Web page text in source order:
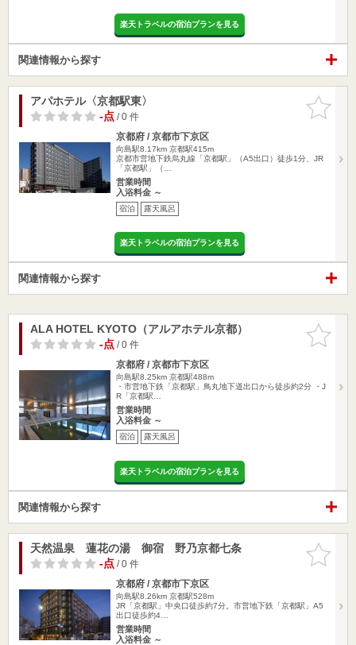
楽天トラベルの宿泊プランを見る
関連情報から探す
お気に入
りに追加
アパホテル〈京都駅東〉
-点/ 0 件
京都府 / 京都市下京区
向島駅8.17km 京都駅415m
京都市営地下鉄烏丸線「京都駅」（A5出口）徒歩1分、JR
「京都駅」（…
営業時間
入浴料金 ～
宿泊 露天風呂
楽天トラベルの宿泊プランを見る
関連情報から探す
お気に入
りに追加
ALA HOTEL KYOTO（アルアホテル京都）
-点/ 0 件
京都府 / 京都市下京区
向島駅8.25km 京都駅488m
・市営地下鉄「京都駅」鳥丸地下道出口から徒歩約2分 ・J
R「京都駅…
営業時間
入浴料金 ～
宿泊 露天風呂
楽天トラベルの宿泊プランを見る
関連情報から探す
お気に入
りに追加
天然温泉 蓮花の湯 御宿 野乃京都七条
-点/ 0 件
京都府 / 京都市下京区
向島駅8.26km 京都駅528m
JR「京都駅」中央口徒歩約7分。市営地下鉄「京都駅」A5
出口徒歩約4…
営業時間
入浴料金 ～